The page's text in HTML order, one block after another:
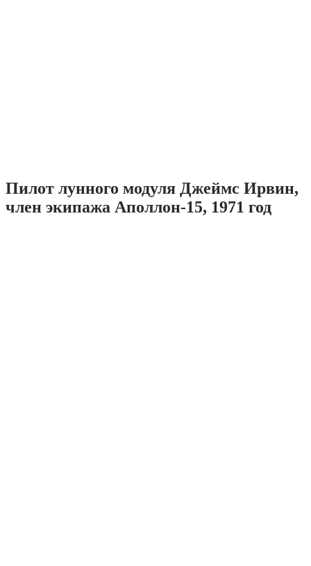
Пилот лунного модуля Джеймс Ирвин,
член экипажа Аполлон-15, 1971 год